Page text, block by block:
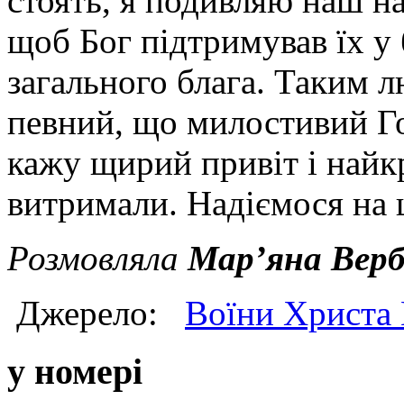
щоб Бог підтримував їх у
загального блага. Таким
певний, що милостивий
кажу щирий привіт і
витримали. Надіємося на
РозмовлялаМар’яна
Джерело: Воїни Христа
у номері